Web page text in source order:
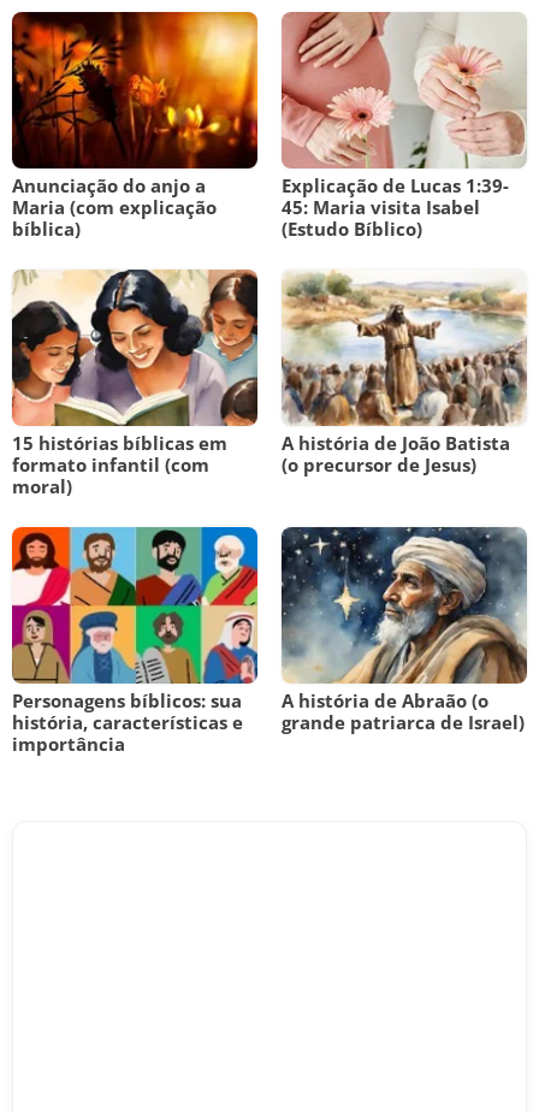
Anunciação do anjo a
Maria (com explicação
bíblica)
Explicação de Lucas 1:39-
45: Maria visita Isabel
(Estudo Bíblico)
15 histórias bíblicas em
formato infantil (com
moral)
A história de João Batista
(o precursor de Jesus)
Personagens bíblicos: sua
história, características e
importância
A história de Abraão (o
grande patriarca de Israel)